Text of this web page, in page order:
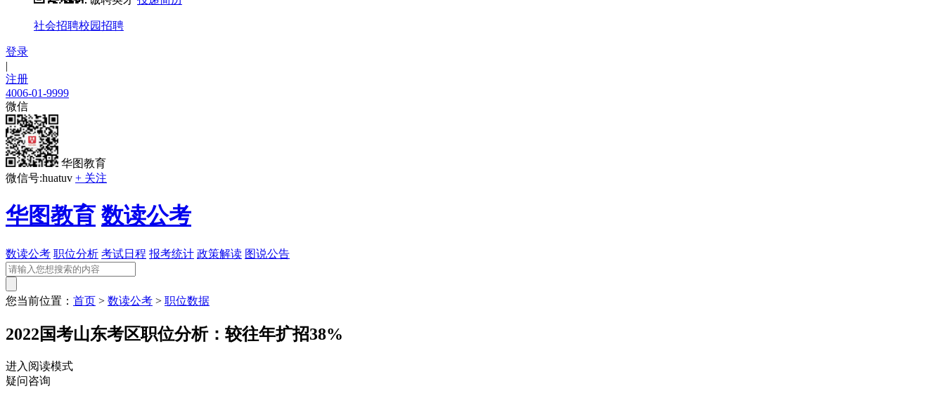
社会招聘校园招聘
登录
|
注册
4006-01-9999
微信
华图教育
微信号:huatuv + 关注
华图教育 数读公考
数读公考 职位分析 考试日程 报考统计 政策解读 图说公告
您当前位置： 首页 > 数读公考 > 职位数据
2022国考山东考区职位分析：较往年扩招38%
进入阅读模式
疑问咨询